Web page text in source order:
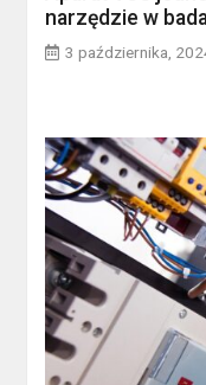
narzędzie w
3 października,